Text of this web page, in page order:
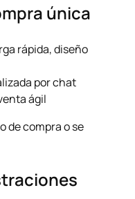
única
rápida, diseño
por chat
ágil
de compra o se